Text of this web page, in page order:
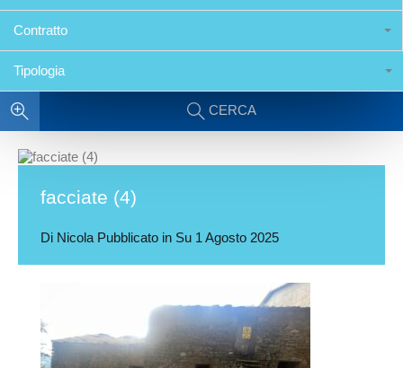
Contratto
Tipologia
CERCA
facciate (4)
Di Nicola Pubblicato in Su 1 Agosto 2025